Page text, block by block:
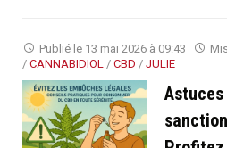
Publié le 13 mai 2026 à 09:43
/ CANNABIDIOL / CBD / JULIE